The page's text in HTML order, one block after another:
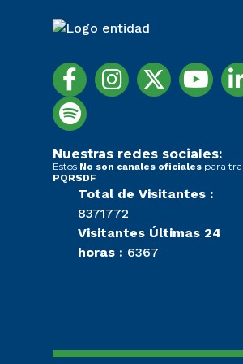
1. Información de la entidad
Nueva imagen (3)
1. Información de la entidad
Nueva imagen (3)
Isabel Mieles Mieles, 5/03/26
Nuestras redes sociales:
Estos No son canales oficiales para
PQRSDF
Total de Visitantes :
8371772
Visitantes Últimas 24
horas : 6367